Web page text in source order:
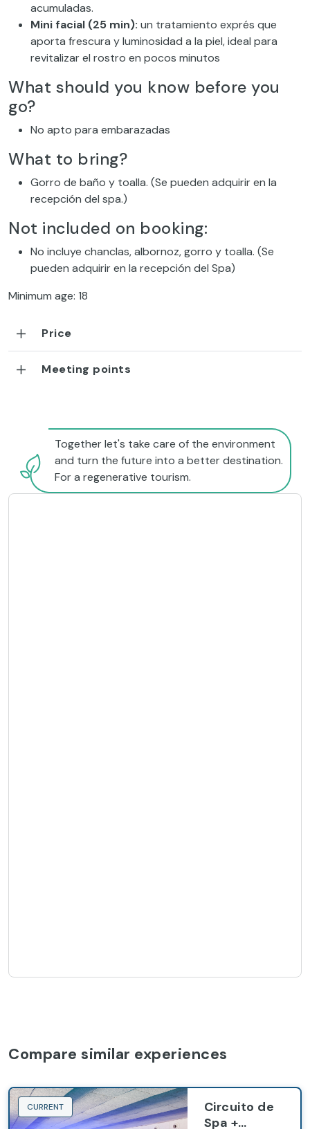
acumuladas.
Mini facial (25 min): un tratamiento exprés que
aporta frescura y luminosidad a la piel, ideal para
revitalizar el rostro en pocos minutos
What should you know before you
go?
No apto para embarazadas
What to bring?
Gorro de baño y toalla. (Se pueden adquirir en la
recepción del spa.)
Not included on booking:
No incluye chanclas, albornoz, gorro y toalla. (Se
pueden adquirir en la recepción del Spa)
Minimum age: 18
Price
Meeting points
Together let's take care of the environment
and turn the future into a better destination.
For a regenerative tourism.
Compare similar experiences
CURRENT
Circuito de
Spa +